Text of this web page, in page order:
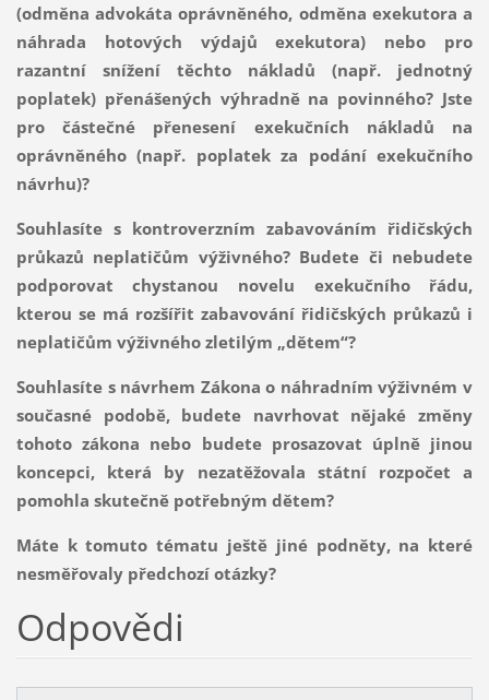
(odměna advokáta oprávněného, odměna exekutora a
náhrada hotových výdajů exekutora) nebo pro
razantní snížení těchto nákladů (např. jednotný
poplatek) přenášených výhradně na povinného? Jste
pro částečné přenesení exekučních nákladů na
oprávněného (např. poplatek za podání exekučního
návrhu)?
Souhlasíte s kontroverzním zabavováním řidičských
průkazů neplatičům výživného? Budete či nebudete
podporovat chystanou novelu exekučního řádu,
kterou se má rozšířit zabavování řidičských průkazů i
neplatičům výživného zletilým „dětem“?
Souhlasíte s návrhem Zákona o náhradním výživném v
současné podobě, budete navrhovat nějaké změny
tohoto zákona nebo budete prosazovat úplně jinou
koncepci, která by nezatěžovala státní rozpočet a
pomohla skutečně potřebným dětem?
Máte k tomuto tématu ještě jiné podněty, na které
nesměřovaly předchozí otázky?
Odpovědi